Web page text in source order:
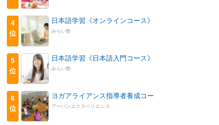
4
位
日本語学習《オンラインコース》
みらい塾
5
位
日本語学習《日本語入門コース》
みらい塾
6
位
ヨガアライアンス指導者養成コー
アーバンエクスペリエンス